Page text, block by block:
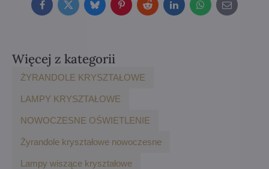
FacebookTwitterBlueskyPinterestRedditLinkedInWhatsApp
E-
mail
Więcej z kategorii
ŻYRANDOLE KRYSZTAŁOWE
LAMPY KRYSZTAŁOWE
NOWOCZESNE OŚWIETLENIE
Żyrandole kryształowe nowoczesne
Lampy wiszące kryształowe